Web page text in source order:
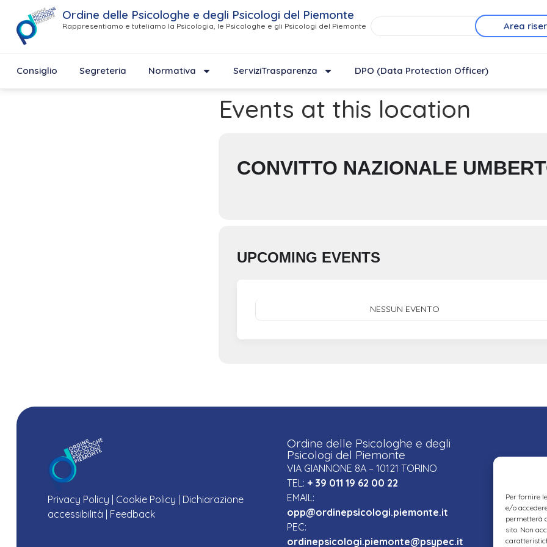
Per fornire
e/o
permetterà
sito. Non
Ordine delle Psicologhe e degli Psicologi del Piemonte
Rappresentiamo e tuteliamo la Psicologia, le Psicologhe e gli Psicologi del Piemonte Area
Consiglio Segreteria Normativa ServiziTrasparenza DPO (Data Protection Officer)
Events at this location
CONVITTO NAZIONALE
UPCOMING EVENTS
NESSUN EVENTO
Privacy Policy Cookie Policy
Dichiarazione
accessibilità
Feedback
Ordine delle Psicologhe e degli
Psicologi del Piemonte
VIA GIANNONE 8A – 10121 TORINO
TEL: + 39 011 19 62 00 22
EMAIL:
opp@ordinepsicologi.piemonte.it
PEC:
ordinepsicologi.piemonte@psypec.it